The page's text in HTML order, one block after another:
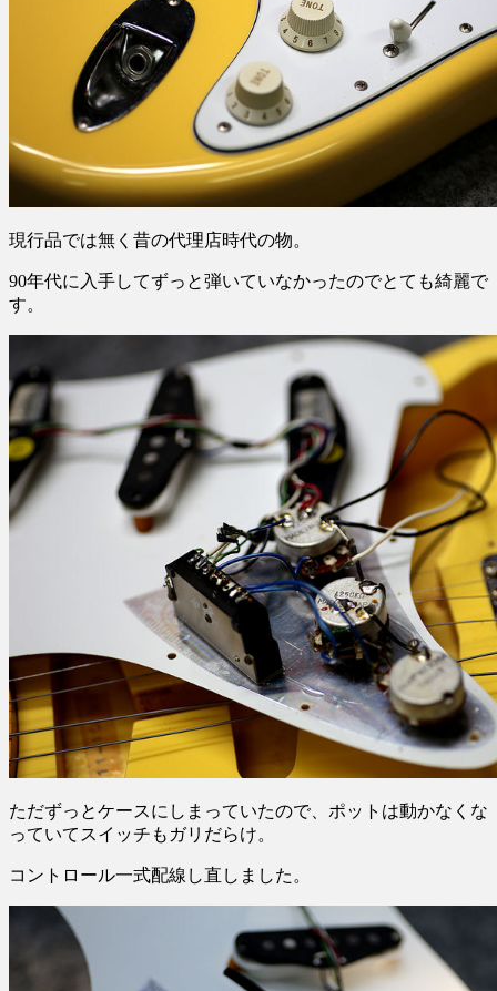
現行品では無く昔の代理店時代の物。
90年代に入手してずっと弾いていなかったのでとても綺麗で
す。
ただずっとケースにしまっていたので、ポットは動かなくな
っていてスイッチもガリだらけ。
コントロール一式配線し直しました。